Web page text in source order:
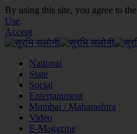
By using this site, you agree to the
Use.
Accept
National
State
Social
Entertainment
Mumbai / Maharashtra
Video
E-Magazine